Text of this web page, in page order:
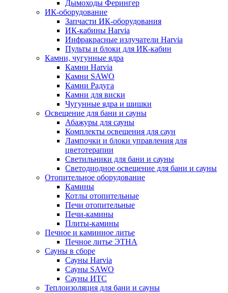
Дымоходы Ферингер
ИК-оборудование
Запчасти ИК-оборудования
ИК-кабины Harvia
Инфракрасные излучатели Harvia
Пульты и блоки для ИК-кабин
Камни, чугунные ядра
Камни Harvia
Камни SAWO
Камни Радуга
Камни для виски
Чугунные ядра и шишки
Освещение для бани и сауны
Абажуры для сауны
Комплекты освещения для саун
Лампочки и блоки управления для
цветотерапии
Светильники для бани и сауны
Светодиодное освещение для бани и сауны
Отопительное оборудование
Камины
Котлы отопительные
Печи отопительные
Печи-камины
Плиты-камины
Печное и каминное литье
Печное литье ЭТНА
Сауны в сборе
Cауны Harvia
Сауны SAWO
Сауны ИТС
Теплоизоляция для бани и сауны